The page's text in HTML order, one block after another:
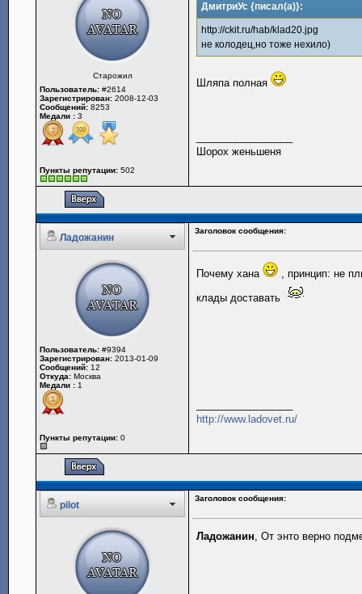
Старожил
Пользователь: #2614
Зарегистрирован: 2008-12-03
Сообщений: 8253
Медали : 3
Пункты репутации: 502
ДмитриУс {писал(а)}:
http://ckit.ru/hab/klad20.jpg
не колодец,но тоже нехило)
Шляпа полная
Шорох женьшеня
Ладожанин
Заголовок сообщения:
Пользователь: #9394
Зарегистрирован: 2013-01-09
Сообщений: 12
Откуда: Москва
Медали : 1
Пункты репутации: 0
Почему хана
, принцип: не
клады доставать
http://www.ladovet.ru/
pilot
Заголовок сообщения:
Ладожанин, От энто верно